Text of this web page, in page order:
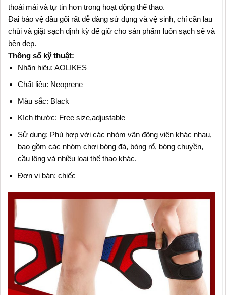
thoải mái và tự tin hơn trong hoạt động thể thao.
Đai bảo vệ đầu gối rất dễ dàng sử dụng và vệ sinh, chỉ cần lau
chùi và giặt sạch định kỳ để giữ cho sản phẩm luôn sạch sẽ và
bền đẹp.
Thông số kỹ thuật:
Nhãn hiệu: AOLIKES
Chất liệu: Neoprene
Màu sắc: Black
Kích thước: Free size,adjustable
Sử dụng: Phù hợp với các nhóm vận động viên khác nhau,
bao gồm các nhóm chơi bóng đá, bóng rổ, bóng chuyền,
cầu lông và nhiều loại thể thao khác.
Đơn vị bán: chiếc